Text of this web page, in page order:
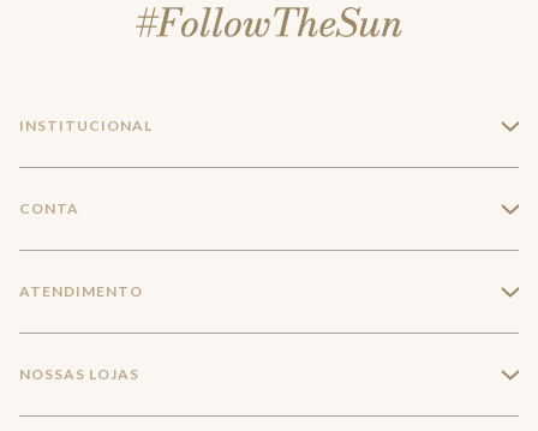
INSTITUCIONAL +
Trabalhe conosco
CONTA +
Meus pedidos
ATENDIMENTO +
NOSSAS LOJAS +